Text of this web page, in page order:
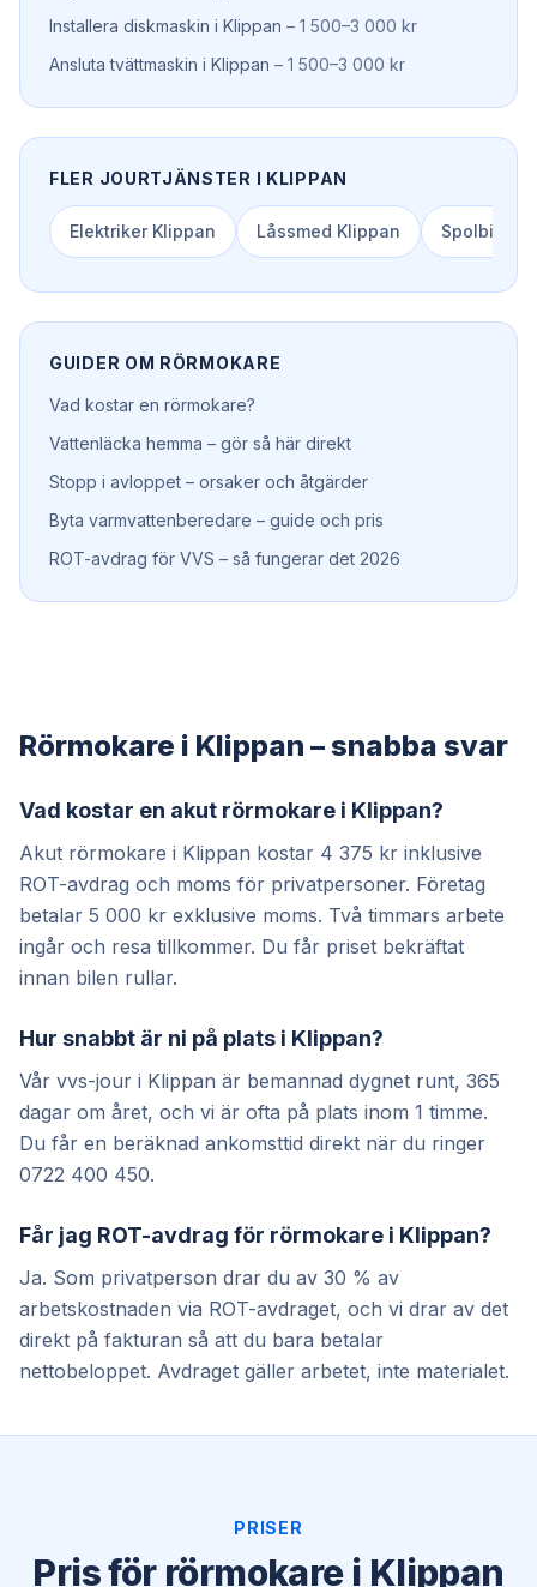
Installera diskmaskin i Klippan – 1 500–3 000 kr
Ansluta tvättmaskin i Klippan – 1 500–3 000 kr
FLER JOURTJÄNSTER I KLIPPAN
Elektriker Klippan Låssmed Klippan Spolbil
GUIDER OM RÖRMOKARE
Vad kostar en rörmokare?
Vattenläcka hemma – gör så här direkt
Stopp i avloppet – orsaker och åtgärder
Byta varmvattenberedare – guide och pris
ROT-avdrag för VVS – så fungerar det 2026
Rörmokare i Klippan – snabba svar
Vad kostar en akut rörmokare i Klippan?
Akut rörmokare i Klippan kostar 4 375 kr inklusive
ROT-avdrag och moms för privatpersoner. Företag
betalar 5 000 kr exklusive moms. Två timmars arbete
ingår och resa tillkommer. Du får priset bekräftat
innan bilen rullar.
Hur snabbt är ni på plats i Klippan?
Vår vvs-jour i Klippan är bemannad dygnet runt, 365
dagar om året, och vi är ofta på plats inom 1 timme.
Du får en beräknad ankomsttid direkt när du ringer
0722 400 450.
Får jag ROT-avdrag för rörmokare i Klippan?
Ja. Som privatperson drar du av 30 % av
arbetskostnaden via ROT-avdraget, och vi drar av det
direkt på fakturan så att du bara betalar
nettobeloppet. Avdraget gäller arbetet, inte materialet.
PRISER
Pris för rörmokare i Klippan